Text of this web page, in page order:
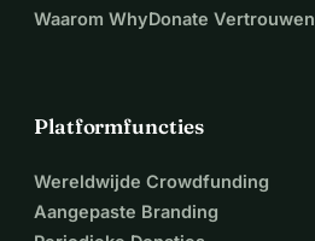
Waarom WhyDonate Vertrouwen
Platformfuncties
Wereldwijde Crowdfunding
Aangepaste Branding